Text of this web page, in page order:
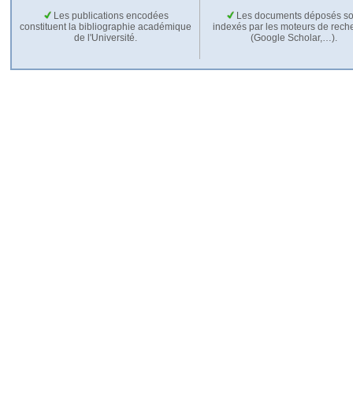
Les publications encodées
constituent la bibliographie académique
de l'Université.
Les documents déposés
indexés par les moteurs de
(Google Scholar,…).